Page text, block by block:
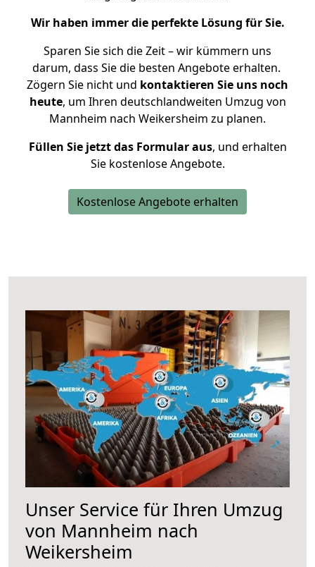
Wir haben immer die perfekte Lösung für Sie.
Sparen Sie sich die Zeit – wir kümmern uns
darum, dass Sie die besten Angebote erhalten.
Zögern Sie nicht und kontaktieren Sie uns noch
heute, um Ihren deutschlandweiten Umzug von
Mannheim nach Weikersheim zu planen.
Füllen Sie jetzt das Formular aus, und erhalten
Sie kostenlose Angebote.
Kostenlose Angebote erhalten
Unser Service für Ihren Umzug
von Mannheim nach
Weikersheim